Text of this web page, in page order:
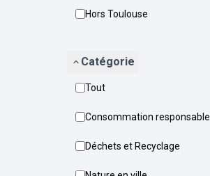
Hors Toulouse
Catégorie
Tout
Consommation responsable
Déchets et Recyclage